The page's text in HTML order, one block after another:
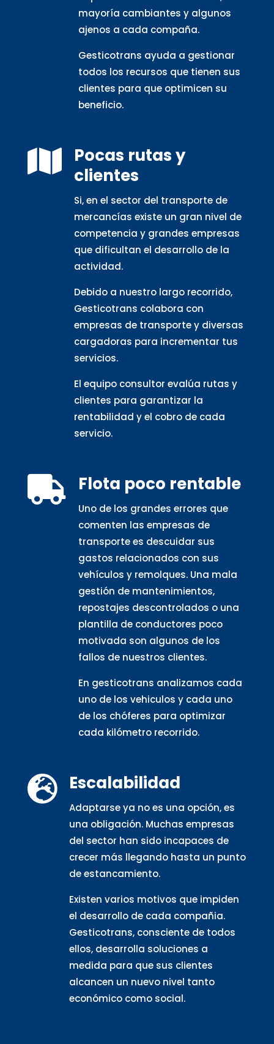
mayoría cambiantes y algunos
ajenos a cada compaña.
Gesticotrans ayuda a gestionar
todos los recursos que tienen sus
clientes para que optimicen su
beneficio.

Pocas rutas y
clientes
Si, en el sector del transporte de
mercancías existe un gran nivel de
competencia y grandes empresas
que dificultan el desarrollo de la
actividad.
Debido a nuestro largo recorrido,
Gesticotrans colabora con
empresas de transporte y diversas
cargadoras para incrementar tus
servicios.
El equipo consultor evalúa rutas y
clientes para garantizar la
rentabilidad y el cobro de cada
servicio.
 Flota poco rentable
Uno de los grandes errores que
comenten las empresas de
transporte es descuidar sus
gastos relacionados con sus
vehículos y remolques. Una mala
gestión de mantenimientos,
repostajes descontrolados o una
plantilla de conductores poco
motivada son algunos de los
fallos de nuestros clientes.
En gesticotrans analizamos cada
uno de los vehiculos y cada uno
de los chóferes para optimizar
cada kilómetro recorrido.
 Escalabilidad
Adaptarse ya no es una opción, es
una obligación. Muchas empresas
del sector han sido incapaces de
crecer más llegando hasta un punto
de estancamiento.
Existen varios motivos que impiden
el desarrollo de cada compañia.
Gesticotrans, consciente de todos
ellos, desarrolla soluciones a
medida para que sus clientes
alcancen un nuevo nivel tanto
económico como social.